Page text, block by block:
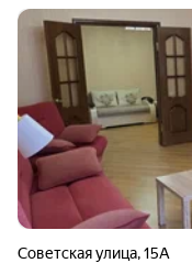
Советская улица,15А